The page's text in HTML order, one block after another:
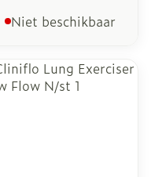
Niet beschikbaar